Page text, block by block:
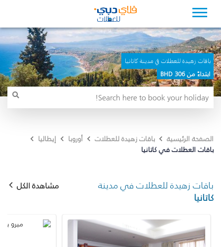
باقات زهيدة للعطلات في مدينة كاتانيا
ابتداءً من 306 BHD
الصفحة الرئيسية باقات زهيدة للعطلات أوروبا
إيطاليا
باقات العطلات في كاتانيا
باقات زهيدة للعطلات في مدينة
كاتانيا
مشاهدة الكل